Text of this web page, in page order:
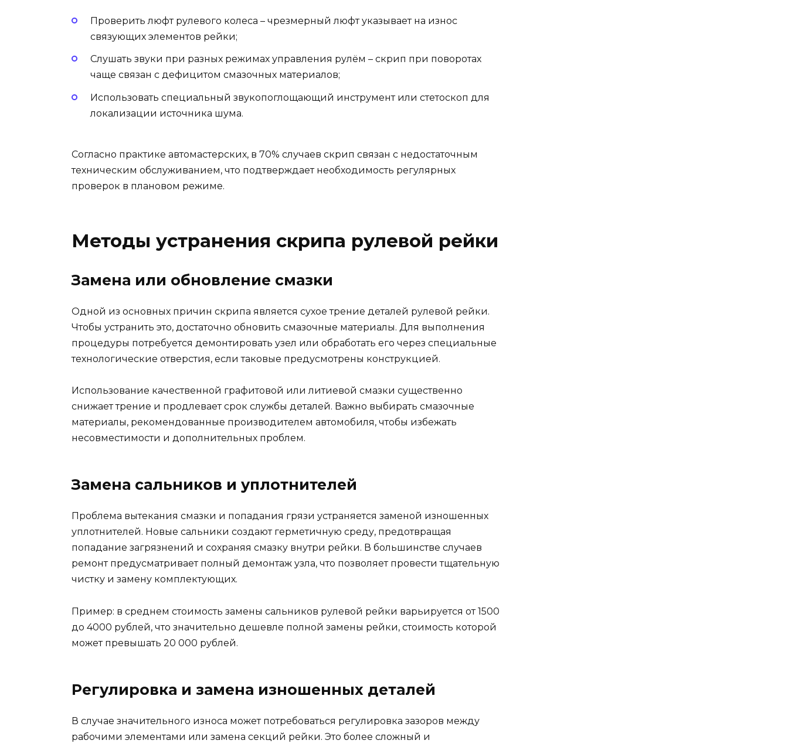
Проверить люфт рулевого колеса – чрезмерный люфт указывает на износ
связующих элементов рейки;
Слушать звуки при разных режимах управления рулём – скрип при поворотах
чаще связан с дефицитом смазочных материалов;
Использовать специальный звукопоглощающий инструмент или стетоскоп для
локализации источника шума.
Согласно практике автомастерских, в 70% случаев скрип связан с недостаточным
техническим обслуживанием, что подтверждает необходимость регулярных
проверок в плановом режиме.
Методы устранения скрипа рулевой рейки
Замена или обновление смазки
Одной из основных причин скрипа является сухое трение деталей рулевой рейки.
Чтобы устранить это, достаточно обновить смазочные материалы. Для выполнения
процедуры потребуется демонтировать узел или обработать его через специальные
технологические отверстия, если таковые предусмотрены конструкцией.
Использование качественной графитовой или литиевой смазки существенно
снижает трение и продлевает срок службы деталей. Важно выбирать смазочные
материалы, рекомендованные производителем автомобиля, чтобы избежать
несовместимости и дополнительных проблем.
Замена сальников и уплотнителей
Проблема вытекания смазки и попадания грязи устраняется заменой изношенных
уплотнителей. Новые сальники создают герметичную среду, предотвращая
попадание загрязнений и сохраняя смазку внутри рейки. В большинстве случаев
ремонт предусматривает полный демонтаж узла, что позволяет провести тщательную
чистку и замену комплектующих.
Пример: в среднем стоимость замены сальников рулевой рейки варьируется от 1500
до 4000 рублей, что значительно дешевле полной замены рейки, стоимость которой
может превышать 20 000 рублей.
Регулировка и замена изношенных деталей
В случае значительного износа может потребоваться регулировка зазоров между
рабочими элементами или замена секций рейки. Это более сложный и